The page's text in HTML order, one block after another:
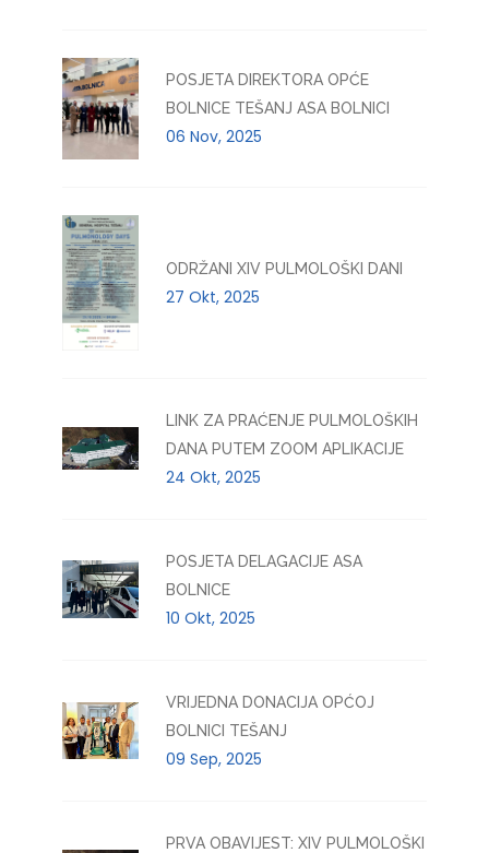
POSJETA DIREKTORA OPĆE
BOLNICE TEŠANJ ASA BOLNICI
06 Nov, 2025
ODRŽANI XIV PULMOLOŠKI DANI
27 Okt, 2025
LINK ZA PRAĆENJE PULMOLOŠKIH
DANA PUTEM ZOOM APLIKACIJE
24 Okt, 2025
POSJETA DELAGACIJE ASA
BOLNICE
10 Okt, 2025
VRIJEDNA DONACIJA OPĆOJ
BOLNICI TEŠANJ
09 Sep, 2025
PRVA OBAVIJEST: XIV PULMOLOŠKI